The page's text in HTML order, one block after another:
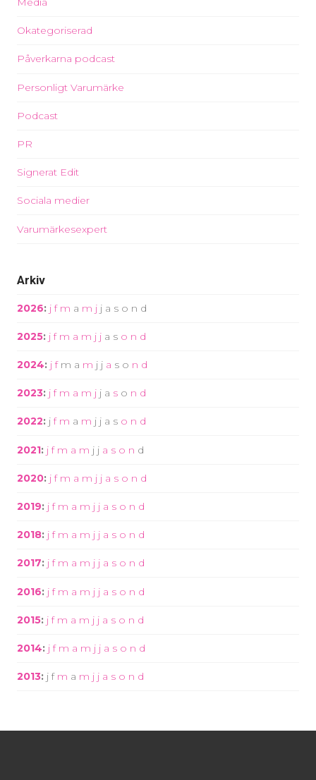
Okategoriserad
Påverkarna podcast
Personligt Varumärke
Podcast
PR
Signerat Edit
Sociala medier
Varumärkesexpert
Arkiv
2026: j f m a m j j a s o n d
2025: j f m a m j j a s o n d
2024: j f m a m j j a s o n d
2023: j f m a m j j a s o n d
2022: j f m a m j j a s o n d
2021: j f m a m j j a s o n d
2020: j f m a m j j a s o n d
2019: j f m a m j j a s o n d
2018: j f m a m j j a s o n d
2017: j f m a m j j a s o n d
2016: j f m a m j j a s o n d
2015: j f m a m j j a s o n d
2014: j f m a m j j a s o n d
2013: j f m a m j j a s o n d